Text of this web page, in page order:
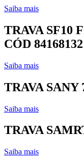
Saiba mais
TRAVA SF10
CÓD 84168132
Saiba mais
TRAVA SANY
Saiba mais
TRAVA
Saiba mais